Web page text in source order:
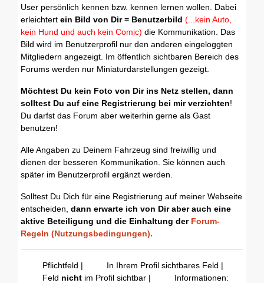
User persönlich kennen bzw. kennen lernen wollen. Dabei
erleichtert ein Bild von Dir = Benutzerbild (...kein Auto,
kein Hund und auch kein Comic) die Kommunikation. Das
Bild wird im Benutzerprofil nur den anderen eingeloggten
Mitgliedern angezeigt. Im öffentlich sichtbaren Bereich des
Forums werden nur Miniaturdarstellungen gezeigt.
Möchtest Du kein Foto von Dir ins Netz stellen, dann
solltest Du auf eine Registrierung bei mir verzichten!
Du darfst das Forum aber weiterhin gerne als Gast
benutzen!
Alle Angaben zu Deinem Fahrzeug sind freiwillig und
dienen der besseren Kommunikation. Sie können auch
später im Benutzerprofil ergänzt werden.
Solltest Du Dich für eine Registrierung auf meiner Webseite
entscheiden, dann erwarte ich von Dir aber auch eine
aktive Beteiligung und die Einhaltung der Forum-
Regeln (Nutzungsbedingungen).
Pflichtfeld |
In Ihrem Profil sichtbares Feld |
Feld nicht im Profil sichtbar |
Informationen: